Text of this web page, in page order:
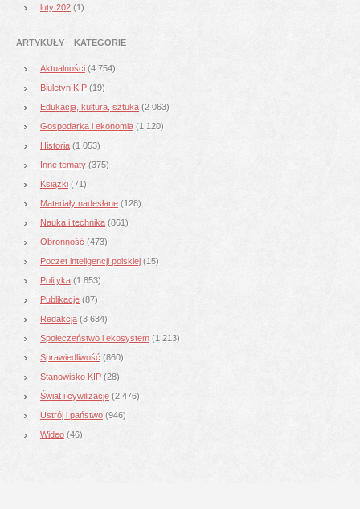
luty 202 (1)
ARTYKUŁY – KATEGORIE
Aktualności (4 754)
Biuletyn KIP (19)
Edukacja, kultura, sztuka (2 063)
Gospodarka i ekonomia (1 120)
Historia (1 053)
Inne tematy (375)
Książki (71)
Materiały nadesłane (128)
Nauka i technika (861)
Obronność (473)
Poczet inteligencji polskiej (15)
Polityka (1 853)
Publikacje (87)
Redakcja (3 634)
Społeczeństwo i ekosystem (1 213)
Sprawiedliwość (860)
Stanowisko KIP (28)
Świat i cywilizacje (2 476)
Ustrój i państwo (946)
Wideo (46)